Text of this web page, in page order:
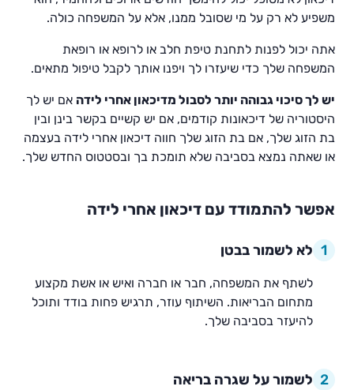
משפיע לא רק על מי שסובל ממנו, אלא על המשפחה כולה.
אתה יכול לפנות לתחנת טיפת חלב או לרופא או רופאת
המשפחה שלך כדי שיעזרו לך ויפנו אותך לקבל טיפול מתאים.
יש לך סיכוי גבוהה יותר לסבול מדיכאון אחרי לידה אם יש לך
היסטוריה של דיכאונות קודמים, אם יש קשיים בקשר בינן ובין
בת הזוג שלך, אם בת הזוג שלך חווה דיכאון אחרי לידה בעצמה
או שאתה נמצא בסביבה שלא תומכת בך ובסטטוס החדש שלך.
אפשר להתמודד עם דיכאון אחרי לידה
1 לא לשמור בבטן
לשתף את המשפחה, חבר או חברה ואיש או אשת מקצוע
מתחום הבריאות. השיתוף עוזר, תרגיש פחות בודד ותוכל
להיעזר בסביבה שלך.
2 לשמור על שגרה בריאה